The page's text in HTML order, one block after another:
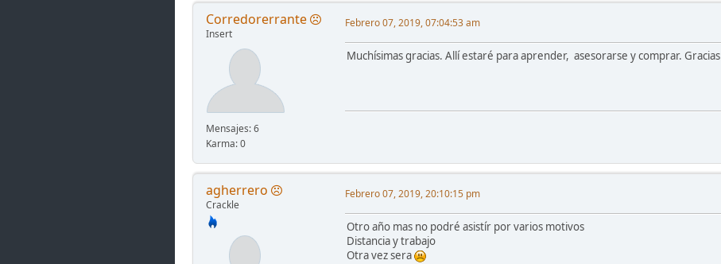
Corredorerrante
Insert
Mensajes: 6
Karma: 0
Febrero 07, 2019, 07:04:53 am
Muchísimas gracias. Allí estaré para aprender, asesorarse y comprar. Gracias
agherrero
Crackle
Febrero 07, 2019, 20:10:15 pm
Otro año mas no podré asistír por varios motivos
Distancia y trabajo
Otra vez sera